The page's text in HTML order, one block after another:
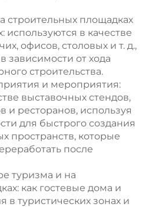
строительных площадках
используются в качестве
офисов, столовых и т. д.,
зависимости от хода
строительства.
и мероприятия:
выставочных стендов,
и ресторанов, используя
для быстрого создания
пространств, которые
после
туризма и на
как гостевые дома и
в туристических зонах и